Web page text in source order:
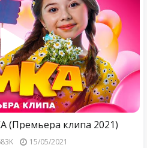
(Премьера клипа 2021)
15/05/2021